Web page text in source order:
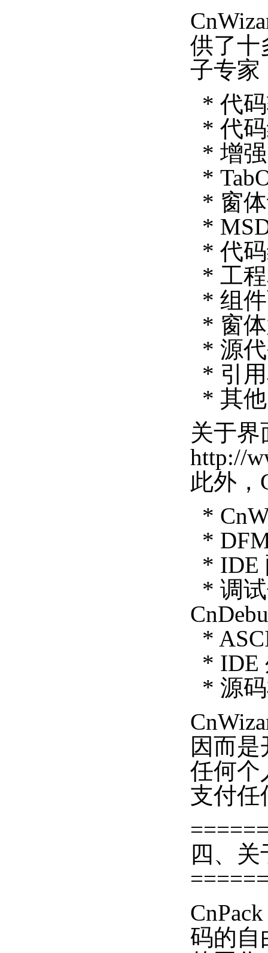
供了十
子专家
* 代
* 代
* 增
*
* 窗
*
* 代
* 工
* 组
* 窗
* 源
* 引
* 其
关于界
http://
此外，
*
*
* IDE
* 调
*
* IDE
* 源
因而
任何个
支付任
四、关
码的自